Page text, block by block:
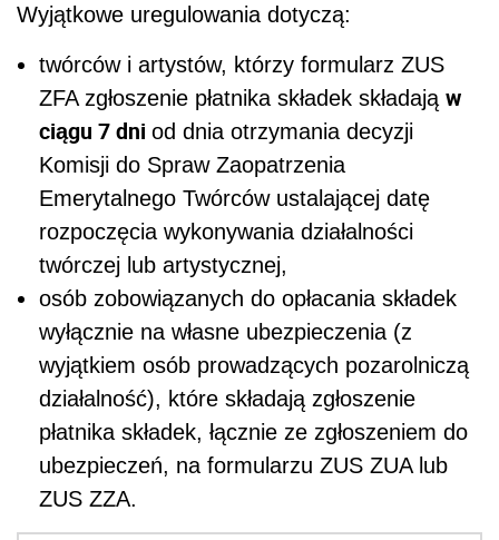
Wyjątkowe uregulowania dotyczą:
twórców i artystów, którzy formularz ZUS
ZFA zgłoszenie płatnika składek składają w
ciągu 7 dni od dnia otrzymania decyzji
Komisji do Spraw Zaopatrzenia
Emerytalnego Twórców ustalającej datę
rozpoczęcia wykonywania działalności
twórczej lub artystycznej,
osób zobowiązanych do opłacania składek
wyłącznie na własne ubezpieczenia (z
wyjątkiem osób prowadzących pozarolniczą
działalność), które składają zgłoszenie
płatnika składek, łącznie ze zgłoszeniem do
ubezpieczeń, na formularzu ZUS ZUA lub
ZUS ZZA.